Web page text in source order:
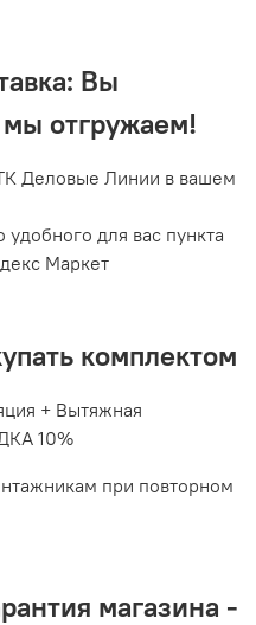
Вы
отгружаем!
Деловые Линии в вашем
для вас пункта
Маркет
комплектом
+ Вытяжная
10%
при повторном
магазина -